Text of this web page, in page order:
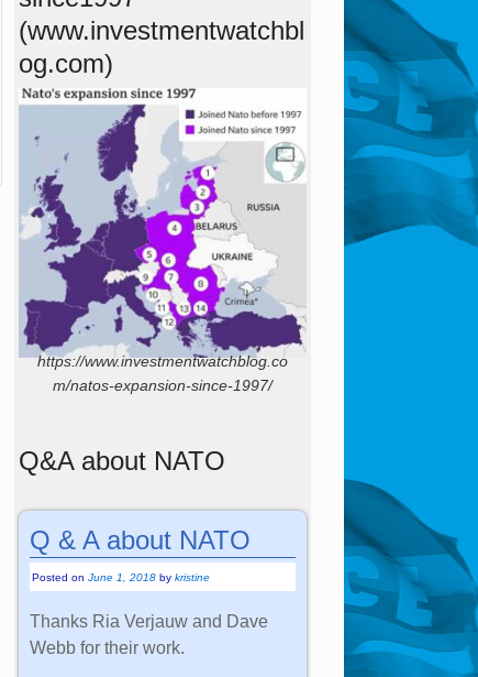
(www.investmentwatchbl
og.com)
https://www.investmentwatchblog.co
m/natos-expansion-since-1997/
Q&A about NATO
Q & A about NATO
Posted onJune 1, 2018 bykristine
Thanks Ria Verjauw and Dave
Webb for their work.